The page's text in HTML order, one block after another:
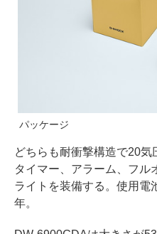
パッケージ
どちらも耐衝撃構造で20気
タイマー、アラーム、フル
ライトを装備する。使用電
年。